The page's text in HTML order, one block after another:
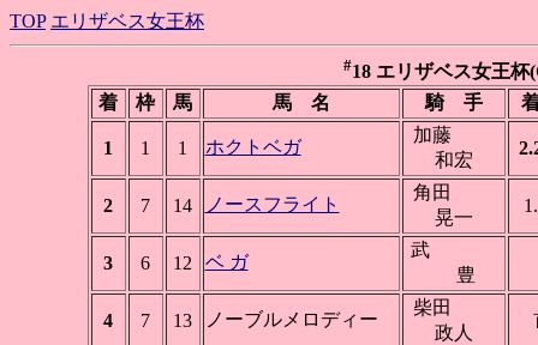
TOP エリザベス女王杯
#18 エリザベス女王杯
着
枠 馬 馬 名 騎 手
1 1 1 ホクトベガ
加藤
和宏
2 7 14 ノースフライト
角田
晃一
3 6 12 ベ ガ
武
豊
4 7 13 ノーブルメロディー
柴田
政人